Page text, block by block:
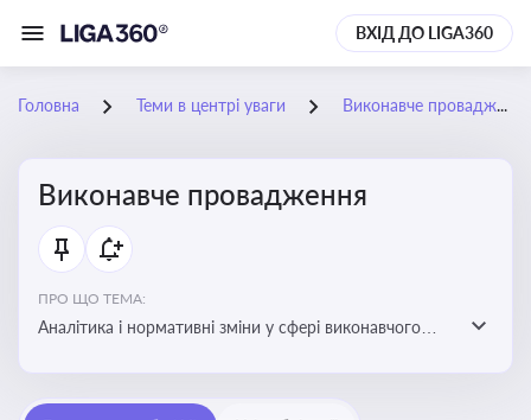
ВХІД ДО LIGA360
Головна Теми в центрі уваги Виконавче провадження
Виконавче провадження
ПРО ЩО ТЕМА:
Аналітика і нормативні зміни у сфері виконавчого
завершенню проваджень, діяльності державних і